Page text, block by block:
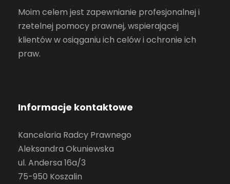
Moim celem jest zapewnianie profesjonalnej i
rzetelnej pomocy prawnej, wspierającej
klientów w osiąganiu ich celów i ochronie ich
praw.
Informacje kontaktowe
Kancelaria Radcy Prawnego
Aleksandra Okuniewska
ul. Andersa 16a/3
75-950 Koszalin